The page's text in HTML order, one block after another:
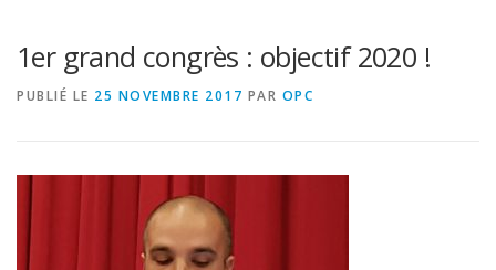
PANNEAUX POUR MA COMMUNE !
1er grand congrès : objectif 2020 !
PUBLIÉ LE 25 NOVEMBRE 2017 PAR OPC